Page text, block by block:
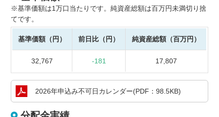
※基準価額は1万口当たりです。純資産総額は百万円未満切り捨
てです。
基準価額（円） 前日比（円） 純資産総額（百万円）
32,767 -181 17,807
2026年申込み不可日カレンダー(PDF：98.5KB)